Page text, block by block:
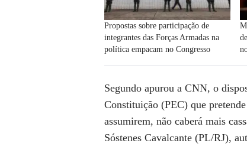
Propostas sobre participação de
integrantes das Forças Armadas na
política empacam no Congresso
Segundo apurou a CNN, o
Constituição (PEC) que
assumirem, não caberá mais
Sóstenes Cavalcante (PL/RJ),